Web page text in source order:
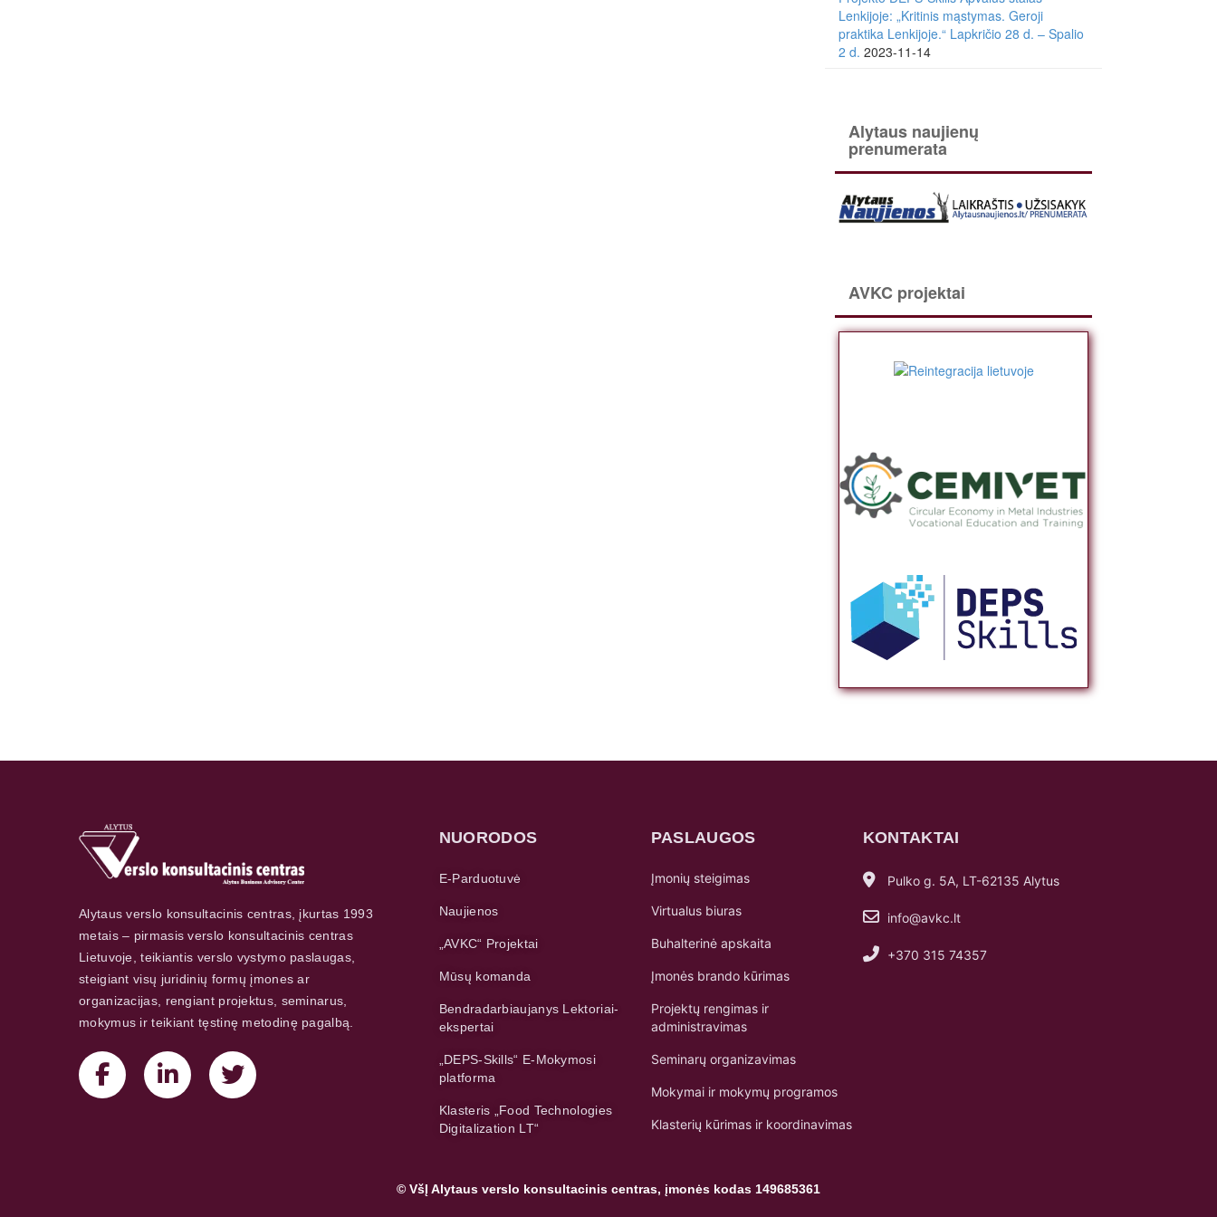
Lenkijoje: „Kritinis mąstymas. Geroji
praktika Lenkijoje.“ Lapkričio 28 d. – Spalio
2 d. 2023-11-14
Alytaus naujienų
prenumerata
AVKC projektai
Alytaus verslo konsultacinis centras, įkurtas 1993
metais – pirmasis verslo konsultacinis centras
Lietuvoje, teikiantis verslo vystymo paslaugas,
steigiant visų juridinių formų įmones ar
organizacijas, rengiant projektus, seminarus,
mokymus ir teikiant tęstinę metodinę pagalbą.
NUORODOS
E-Parduotuvė
Naujienos
„AVKC“ Projektai
Mūsų komanda
Bendradarbiaujanys Lektoriai-
ekspertai
„DEPS-Skills“ E-Mokymosi
platforma
Klasteris „Food Technologies
Digitalization LT“
PASLAUGOS
Įmonių steigimas
Virtualus biuras
Buhalterinė apskaita
Įmonės brando kūrimas
Projektų rengimas ir
administravimas
Seminarų organizavimas
Mokymai ir mokymų programos
Klasterių kūrimas ir koordinavimas
KONTAKTAI
Pulko g. 5A, LT-62135 Alytus
info@avkc.lt
+370 315 74357
© VšĮ Alytaus verslo konsultacinis centras, įmonės kodas 149685361